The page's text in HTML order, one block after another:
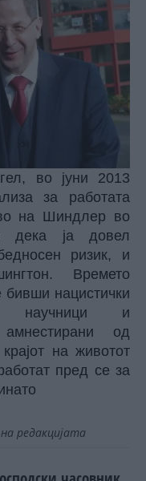
во јуни 2013
за работата
на Шиндлер во
дека ја довел
ризик, и
Времето
бивши нацистички
научници и
од
на животот
пред се за
редакцијата